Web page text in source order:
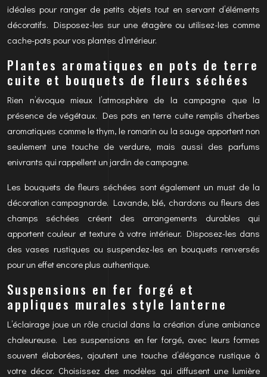
idéales pour ranger de petits objets tout en servant d’éléments
décoratifs. Disposez-les sur une étagère ou utilisez-les comme
cache-pots pour vos plantes d’intérieur.
Plantes aromatiques en pots de terre
cuite et bouquets de fleurs séchées
Rien n’évoque mieux l’atmosphère de la campagne que la
présence de végétaux. Des pots en terre cuite remplis d’herbes
aromatiques comme le thym, le romarin ou la sauge apportent non
seulement une touche de verdure, mais aussi des parfums
enivrants qui rappellent un jardin de campagne.
Les bouquets de fleurs séchées sont également un must de la
décoration campagnarde. Lavande, blé, chardons ou fleurs des
champs séchées créent des arrangements durables qui
apportent couleur et texture à votre intérieur. Disposez-les dans
des vases rustiques ou suspendez-les en bouquets renversés
pour un effet encore plus authentique.
Suspensions en fer forgé et
appliques murales style lanterne
L’éclairage joue un rôle crucial dans la création d’une ambiance
chaleureuse. Les suspensions en fer forgé, avec leurs formes
souvent élaborées, ajoutent une touche d’élégance rustique à
votre décor. Choisissez des modèles qui diffusent une lumière